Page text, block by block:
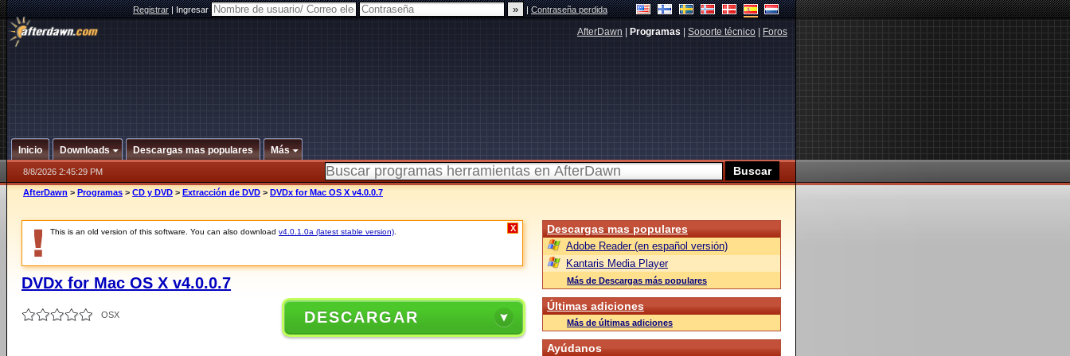
Registrar|Ingresar |Contraseña perdida
AfterDawn Programas Soporte técnico Foros
Inicio Downloads Descargas mas populares Más
8/8/2026 2:45:29 PM
AfterDawn > Programas > CD y DVD > Extracción de DVD > DVDx for Mac OS X v4.0.0.7
This is an old version of this software. You can also download v4.0.1.0a (latest stable version) X
DVDx for Mac OS X v4.0.0.7
OSX DESCARGAR
Descargas mas populares
Adobe Reader (en español versión)
Kantaris Media Player
Más de Descargas más populares
Últimas adiciones
Más de últimas adiciones
Ayúdanos